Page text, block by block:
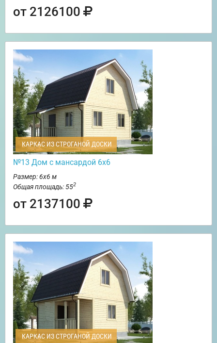
от 2126100
КАРКАС ИЗ СТРОГАНОЙ ДОСКИ
№13 Дом с мансардой 6х6
Размер: 6х6 м
Общая площадь: 552
от 2137100
КАРКАС ИЗ СТРОГАНОЙ ДОСКИ